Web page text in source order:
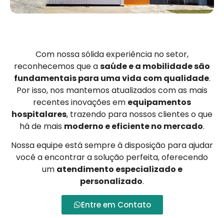
Com nossa sólida experiência no setor,
reconhecemos que asaúde e a mobilidade são
fundamentais para uma vida com qualidade.
Por isso, nos mantemos atualizados com as mais
recentes inovações em equipamentos
hospitalares, trazendo para nossos clientes o que
há de mais moderno e eficiente no mercado.
Nossa equipe está sempre à disposição para ajudar
você a encontrar a solução perfeita, oferecendo
um atendimento especializado e
personalizado.
Entre em Contato